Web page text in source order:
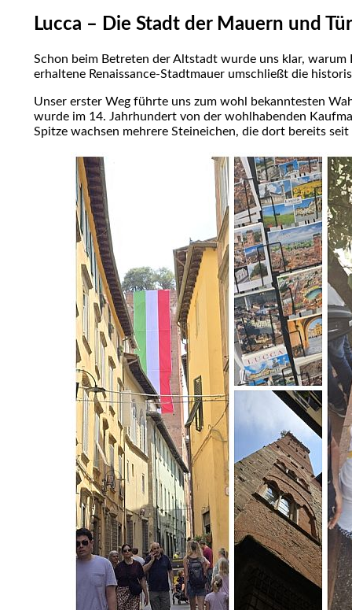
Lucca – Die Stadt der Mauern und
Schon beim Betreten der Altstadt wurde uns klar, warum
erhaltene Renaissance-Stadtmauer umschließt die
Unser erster Weg führte uns zum wohl bekanntesten
wurde im 14. Jahrhundert von der wohlhabenden
Spitze wachsen mehrere Steineichen, die dort bereits